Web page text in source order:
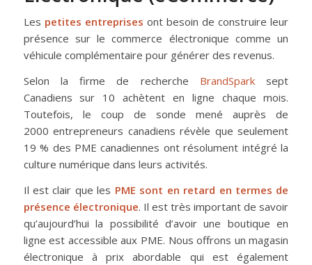
Les petites entreprises ont besoin de construire leur
présence sur le commerce électronique comme un
véhicule complémentaire pour générer des revenus.
Selon la firme de recherche BrandSpark sept
Canadiens sur 10 achètent en ligne chaque mois.
Toutefois, le coup de sonde mené auprès de
2000 entrepreneurs canadiens révèle que seulement
19 % des PME canadiennes ont résolument intégré la
culture numérique dans leurs activités.
Il est clair que les PME sont en retard en termes de
présence électronique. Il est très important de savoir
qu’aujourd’hui la possibilité d’avoir une boutique en
ligne est accessible aux PME. Nous offrons un magasin
électronique à prix abordable qui est également